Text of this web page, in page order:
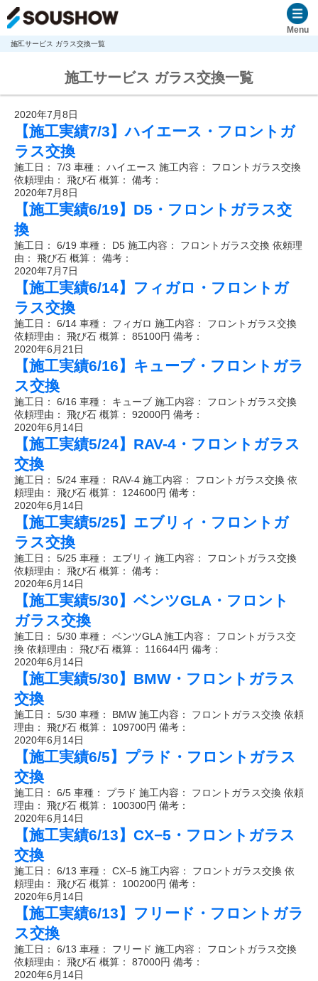
Menu
施工サービス ガラス交換一覧
施工サービス ガラス交換一覧
2020年7月8日
【施工実績7/3】ハイエース・フロントガ
ラス交換
施工日： 7/3 車種： ハイエース 施工内容： フロントガラス交換
依頼理由： 飛び石 概算： 備考：
2020年7月8日
【施工実績6/19】D5・フロントガラス交
換
施工日： 6/19 車種： D5 施工内容： フロントガラス交換 依頼理
由： 飛び石 概算： 備考：
2020年7月7日
【施工実績6/14】フィガロ・フロントガ
ラス交換
施工日： 6/14 車種： フィガロ 施工内容： フロントガラス交換
依頼理由： 飛び石 概算： 85100円 備考：
2020年6月21日
【施工実績6/16】キューブ・フロントガラ
ス交換
施工日： 6/16 車種： キューブ 施工内容： フロントガラス交換
依頼理由： 飛び石 概算： 92000円 備考：
2020年6月14日
【施工実績5/24】RAV-4・フロントガラス
交換
施工日： 5/24 車種： RAV-4 施工内容： フロントガラス交換 依
頼理由： 飛び石 概算： 124600円 備考：
2020年6月14日
【施工実績5/25】エブリィ・フロントガ
ラス交換
施工日： 5/25 車種： エブリィ 施工内容： フロントガラス交換
依頼理由： 飛び石 概算： 備考：
2020年6月14日
【施工実績5/30】ベンツGLA・フロント
ガラス交換
施工日： 5/30 車種： ベンツGLA 施工内容： フロントガラス交
換 依頼理由： 飛び石 概算： 116644円 備考：
2020年6月14日
【施工実績5/30】BMW・フロントガラス
交換
施工日： 5/30 車種： BMW 施工内容： フロントガラス交換 依頼
理由： 飛び石 概算： 109700円 備考：
2020年6月14日
【施工実績6/5】プラド・フロントガラス
交換
施工日： 6/5 車種： プラド 施工内容： フロントガラス交換 依頼
理由： 飛び石 概算： 100300円 備考：
2020年6月14日
【施工実績6/13】CX−5・フロントガラス
交換
施工日： 6/13 車種： CX−5 施工内容： フロントガラス交換 依
頼理由： 飛び石 概算： 100200円 備考：
2020年6月14日
【施工実績6/13】フリード・フロントガラ
ス交換
施工日： 6/13 車種： フリード 施工内容： フロントガラス交換
依頼理由： 飛び石 概算： 87000円 備考：
2020年6月14日